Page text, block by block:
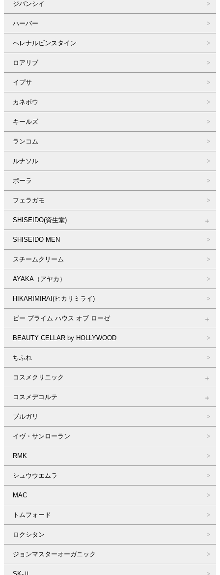
ジバンシイ
ハーバー
ヘレナルビンスタイン
ロアリブ
イプサ
カネボウ
キールズ
ランコム
ルナソル
ポーラ
フェラガモ
SHISEIDO(資生堂)
SHISEIDO MEN
スチームクリーム
AYAKA（アヤカ）
HIKARIMIRAI(ヒカリミライ)
ビー プライム ハウス オブ ローゼ
BEAUTY CELLAR by HOLLYWOOD
ちふれ
コスメクリニック
コスメデコルテ
ブルガリ
イヴ・サンローラン
RMK
シュウウエムラ
MAC
トムフォード
ロクシタン
ジョンマスターオーガニック